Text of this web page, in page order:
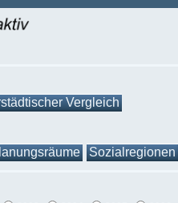
Vergleich
Sozialregionen